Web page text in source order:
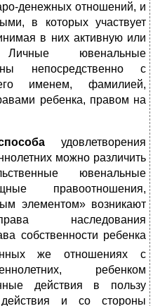
денежных отношений, и
в которых участвует
в них активную или
ювенальные
непосредственно с
именем, фамилией,
ребенка, правом на
удовлетворения
можно различить
ювенальные
правоотношения,
элементом» возникают
наследования
собственности ребенка
же отношениях с
ребенком
действия в пользу
и со стороны